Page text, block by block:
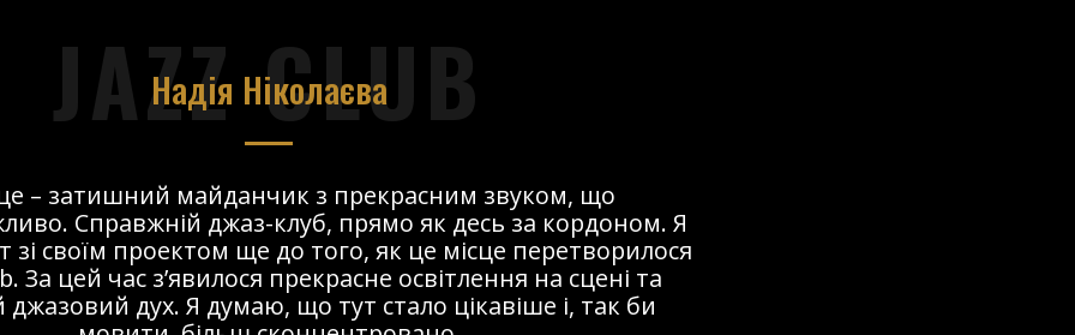
JAZZ CLUB
Надія Ніколаєва
– затишний майданчик з прекрасним звуком, що
Справжній джаз-клуб, прямо як десь за кордоном. Я
зі своїм проектом ще до того, як це місце перетворилося
За цей час з’явилося прекрасне освітлення на сцені та
джазовий дух. Я думаю, що тут стало цікавіше і, так би